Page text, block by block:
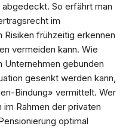
So erfährt man
im
Risiken frühzeitig erkennen
vermeiden kann. Wie
Unternehmen gebunden
gesenkt werden kann,
Bindung» vermittelt. Wer
Rahmen der privaten
optimal